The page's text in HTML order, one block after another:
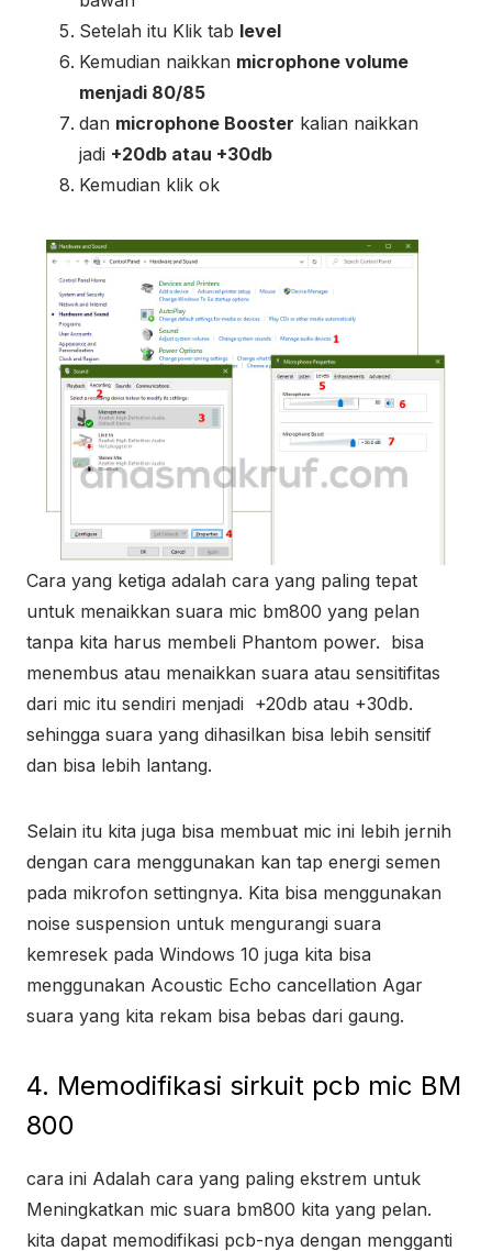
Setelah itu Klik tab level
Kemudian naikkan microphone volume
menjadi 80/85
dan microphone Booster kalian naikkan
jadi +20db atau +30db
Kemudian klik ok
Cara yang ketiga adalah cara yang paling tepat
untuk menaikkan suara mic bm800 yang pelan
tanpa kita harus membeli Phantom power. bisa
menembus atau menaikkan suara atau sensitifitas
dari mic itu sendiri menjadi +20db atau +30db.
sehingga suara yang dihasilkan bisa lebih sensitif
dan bisa lebih lantang.
Selain itu kita juga bisa membuat mic ini lebih jernih
dengan cara menggunakan kan tap energi semen
pada mikrofon settingnya. Kita bisa menggunakan
noise suspension untuk mengurangi suara
kemresek pada Windows 10 juga kita bisa
menggunakan Acoustic Echo cancellation Agar
suara yang kita rekam bisa bebas dari gaung.
4. Memodifikasi sirkuit pcb mic BM
800
cara ini Adalah cara yang paling ekstrem untuk
Meningkatkan mic suara bm800 kita yang pelan.
kita dapat memodifikasi pcb-nya dengan mengganti